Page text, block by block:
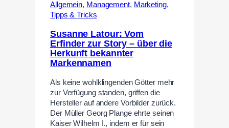
Allgemein, Management, Marketing,
Tipps & Tricks
Susanne Latour: Vom
Erfinder zur Story – über die
Herkunft bekannter
Markennamen
Als keine wohlklingenden Götter mehr
zur Verfügung standen, griffen die
Hersteller auf andere Vorbilder zurück.
Der Müller Georg Plange ehrte seinen
Kaiser Wilhelm I., indem er für sein